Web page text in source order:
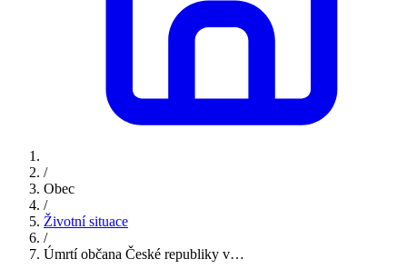
/
Obec
/
Životní situace
/
Úmrtí občana České republiky v…